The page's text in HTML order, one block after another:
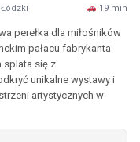
19 min
perełka dla miłośników
pałacu fabrykanta
splata się z
unikalne wystawy i
artystycznych w